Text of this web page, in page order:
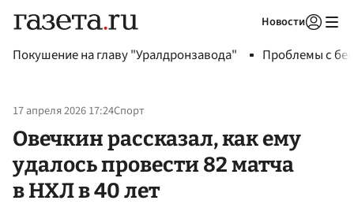
Новости
Покушение на главу "Уралдронзавода" Проблемы с
17 апреля 2026 17:24Спорт
Овечкин рассказал, как ему
удалось провести 82 матча
в НХЛ в 40 лет